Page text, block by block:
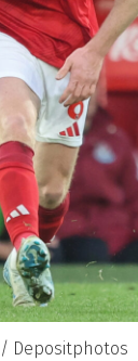
Depositphotos